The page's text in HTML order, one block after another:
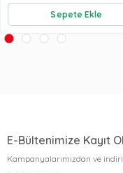
Sepete Ekle
E-Bültenimize Kayıt
Kampanyalarımızdan ve